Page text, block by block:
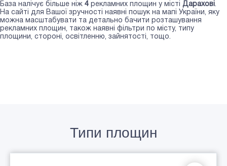
База налічує більше ніж 4 рекламних площин у місті Дарахові.
На сайті для Вашої зручності наявні пошук на мапі України, яку
можна масштабувати та детально бачити розташування
рекламних площин, також наявні фільтри по місту, типу
площини, стороні, освітленню, зайнятості, тощо.
Типи площин